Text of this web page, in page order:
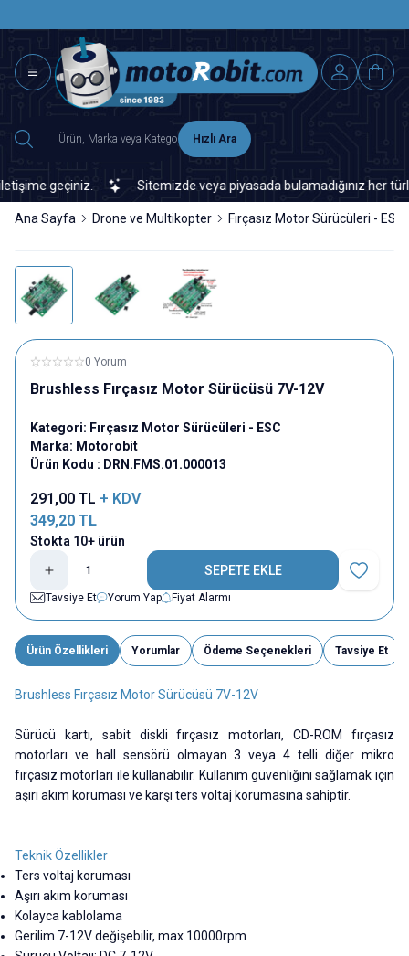
Hızlı Ara
geçiniz. Sitemizde veya piyasada bulamadığınız her türlü
Ana Sayfa Drone ve Multikopter Fırçasız Motor Sürücüleri - ESC
0 Yorum
Brushless Fırçasız Motor Sürücüsü 7V-12V
Kategori: Fırçasız Motor Sürücüleri - ESC
Marka: Motorobit
Ürün Kodu : DRN.FMS.01.000013
291,00 TL + KDV
349,20 TL
Stokta 10+ ürün
SEPETE EKLE
Favoriye
Tavsiye Et
Yorum Yap Fiyat Alarmı
Ürün Özellikleri Yorumlar Ödeme Seçenekleri Tavsiye Et
Brushless Fırçasız Motor Sürücüsü 7V-12V
Sürücü kartı, sabit diskli fırçasız motorları, CD-ROM fırçasız
motorları ve hall sensörü olmayan 3 veya 4 telli diğer mikro
fırçasız motorları ile kullanabilir. Kullanım güvenliğini sağlamak için
aşırı akım koruması ve karşı ters voltaj korumasına sahiptir.
Teknik Özellikler
Ters voltaj koruması
Aşırı akım koruması
Kolayca kablolama
Gerilim 7-12V değişebilir, max 10000rpm